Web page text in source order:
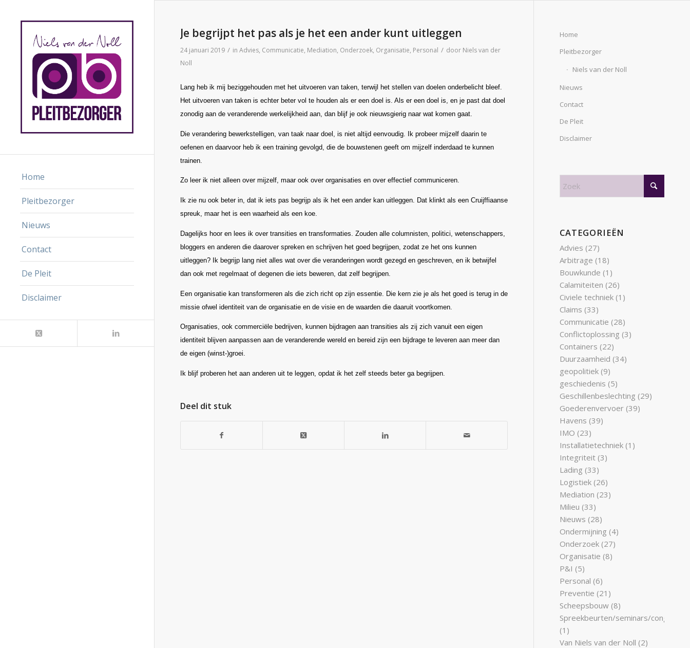
Home
Pleitbezorger
Nieuws
Contact
De Pleit
Disclaimer
Je begrijpt het pas als je het een ander kunt uitleggen
24 januari 2019 / in Advies, Communicatie, Mediation, Onderzoek, Organisatie, Personal / door Niels van der
Noll
Lang heb ik mij beziggehouden met het uitvoeren van taken, terwijl het stellen van doelen onderbelicht bleef.
Het uitvoeren van taken is echter beter vol te houden als er een doel is. Als er een doel is, en je past dat doel
zonodig aan de veranderende werkelijkheid aan, dan blijf je ook nieuwsgierig naar wat komen gaat.
Die verandering bewerkstelligen, van taak naar doel, is niet altijd eenvoudig. Ik probeer mijzelf daarin te
oefenen en daarvoor heb ik een training gevolgd, die de bouwstenen geeft om mijzelf inderdaad te kunnen
trainen.
Zo leer ik niet alleen over mijzelf, maar ook over organisaties en over effectief communiceren.
Ik zie nu ook beter in, dat ik iets pas begrijp als ik het een ander kan uitleggen. Dat klinkt als een Cruijffiaanse
spreuk, maar het is een waarheid als een koe.
Dagelijks hoor en lees ik over transities en transformaties. Zouden alle columnisten, politici, wetenschappers,
bloggers en anderen die daarover spreken en schrijven het goed begrijpen, zodat ze het ons kunnen
uitleggen? Ik begrijp lang niet alles wat over die veranderingen wordt gezegd en geschreven, en ik betwijfel
dan ook met regelmaat of degenen die iets beweren, dat zelf begrijpen.
Een organisatie kan transformeren als die zich richt op zijn essentie. Die kern zie je als het goed is terug in de
missie ofwel identiteit van de organisatie en de visie en de waarden die daaruit voortkomen.
Organisaties, ook commerciële bedrijven, kunnen bijdragen aan transities als zij zich vanuit een eigen
identiteit blijven aanpassen aan de veranderende wereld en bereid zijn een bijdrage te leveren aan meer dan
de eigen (winst-)groei.
Ik blijf proberen het aan anderen uit te leggen, opdat ik het zelf steeds beter ga begrijpen.
Deel dit stuk
Home
Pleitbezorger
Niels van der Noll
Nieuws
Contact
De Pleit
Disclaimer
CATEGORIEËN
Advies (27)
Arbitrage (18)
Bouwkunde (1)
Calamiteiten (26)
Civiele techniek (1)
Claims (33)
Communicatie (28)
Conflictoplossing (3)
Containers (22)
Duurzaamheid (34)
geopolitiek (9)
geschiedenis (5)
Geschillenbeslechting (29)
Goederenvervoer (39)
Havens (39)
IMO (23)
Installatietechniek (1)
Integriteit (3)
Lading (33)
Logistiek (26)
Mediation (23)
Milieu (33)
Nieuws (28)
Ondermijning (4)
Onderzoek (27)
Organisatie (8)
P&I (5)
Personal (6)
Preventie (21)
Scheepsbouw (8)
Spreekbeurten/seminars/
(1)
Van Niels van der Noll (2)